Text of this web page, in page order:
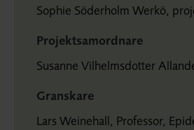
Sophie Söderholm Werkö,
Projektsamordnare
Susanne Vilhelmsdotter
Granskare
Lars Weinehall, Professor,